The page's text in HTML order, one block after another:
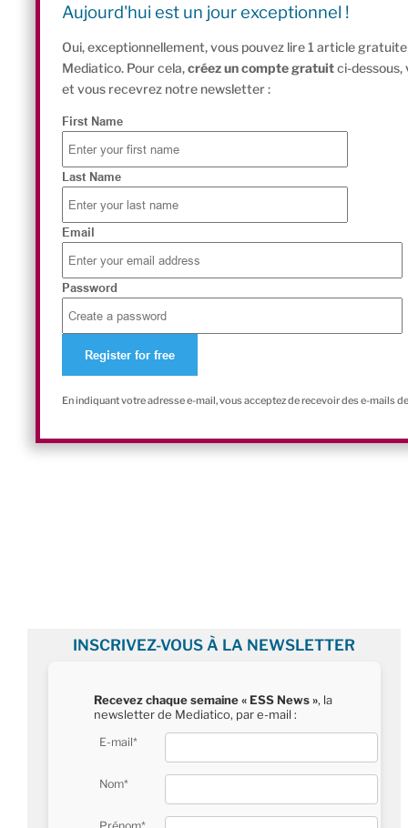
Aujourd'hui est un jour exceptionnel !
Oui, exceptionnellement, vous pouvez lire 1 article
Mediatico. Pour cela,créez un compte gratuitci-dessous,
et vous recevrez notre newsletter :
First Name
Last Name
Email
Password
En indiquant votre adresse e-mail, vous acceptez de recevoir des e-mails
INSCRIVEZ-VOUS À LA NEWSLETTER
Recevez chaque semaine « ESS News », la
newsletter de Mediatico, par e-mail :
E-mail*
Nom*